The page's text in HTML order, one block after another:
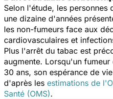
Selon l'étude, les personnes
une dizaine d'années
les non-fumeurs face aux
cardiovasculaires et
Plus l'arrêt du tabac est
augmente. Lorsqu'un
30 ans, son espérance de
d'après les estimations de
Santé (OMS).